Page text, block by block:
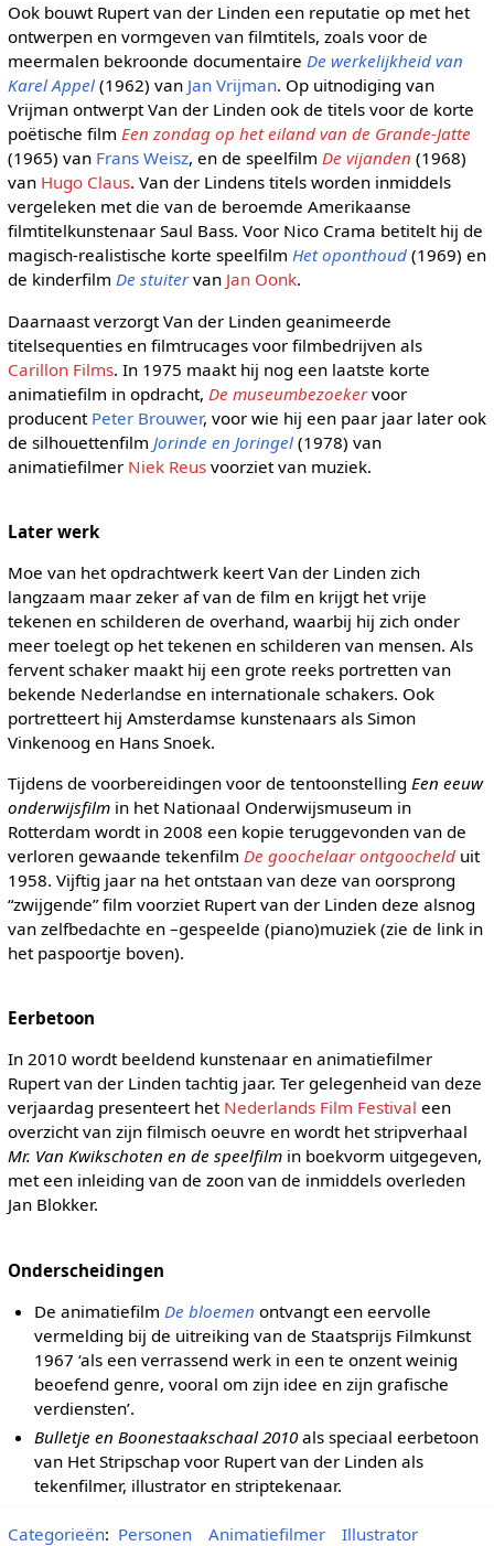
Ook bouwt Rupert van der Linden een reputatie op met het
ontwerpen en vormgeven van filmtitels, zoals voor de
meermalen bekroonde documentaire De werkelijkheid van
Karel Appel(1962) van Jan Vrijman. Op uitnodiging van
Vrijman ontwerpt Van der Linden ook de titels voor de korte
poëtische film Een zondag op het eiland van de Grande-Jatte
(1965) van Frans Weisz, en de speelfilm De vijanden (1968)
van Hugo Claus. Van der Lindens titels worden inmiddels
vergeleken met die van de beroemde Amerikaanse
filmtitelkunstenaar Saul Bass. Voor Nico Crama betitelt hij de
magisch-realistische korte speelfilm Het oponthoud(1969) en
de kinderfilm De stuitervan Jan Oonk.
Daarnaast verzorgt Van der Linden geanimeerde
titelsequenties en filmtrucages voor filmbedrijven als
Carillon Films. In 1975 maakt hij nog een laatste korte
animatiefilm in opdracht, De museumbezoekervoor
producent Peter Brouwer, voor wie hij een paar jaar later ook
de silhouettenfilm Jorinde en Joringel(1978) van
animatiefilmer Niek Reusvoorziet van muziek.
Later werk
Moe van het opdrachtwerk keert Van der Linden zich
langzaam maar zeker af van de film en krijgt het vrije
tekenen en schilderen de overhand, waarbij hij zich onder
meer toelegt op het tekenen en schilderen van mensen. Als
fervent schaker maakt hij een grote reeks portretten van
bekende Nederlandse en internationale schakers. Ook
portretteert hij Amsterdamse kunstenaars als Simon
Vinkenoog en Hans Snoek.
Tijdens de voorbereidingen voor de tentoonstelling Een eeuw
onderwijsfilmin het Nationaal Onderwijsmuseum in
Rotterdam wordt in 2008 een kopie teruggevonden van de
verloren gewaande tekenfilm De goochelaar ontgoochelduit
1958. Vijftig jaar na het ontstaan van deze van oorsprong
“zwijgende” film voorziet Rupert van der Linden deze alsnog
van zelfbedachte en –gespeelde (piano)muziek (zie de link in
het paspoortje boven).
Eerbetoon
In 2010 wordt beeldend kunstenaar en animatiefilmer
Rupert van der Linden tachtig jaar. Ter gelegenheid van deze
verjaardag presenteert het Nederlands Film Festival een
overzicht van zijn filmisch oeuvre en wordt het stripverhaal
Mr. Van Kwikschoten en de speelfilmin boekvorm uitgegeven,
met een inleiding van de zoon van de inmiddels overleden
Jan Blokker.
Onderscheidingen
De animatiefilm De bloemen ontvangt een eervolle
vermelding bij de uitreiking van de Staatsprijs Filmkunst
1967 ‘als een verrassend werk in een te onzent weinig
beoefend genre, vooral om zijn idee en zijn grafische
verdiensten’.
Bulletje en Boonestaakschaal 2010 als speciaal eerbetoon
van Het Stripschap voor Rupert van der Linden als
tekenfilmer, illustrator en striptekenaar.
Categorieën: Personen Animatiefilmer Illustrator